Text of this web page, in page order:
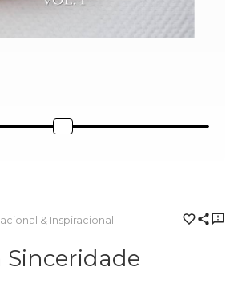
& Inspiracional
Sinceridade